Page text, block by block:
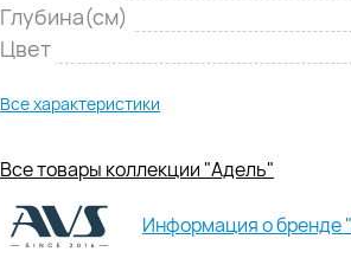
Глубина(см)
Цвет
Все характеристики
Все товары коллекции "Адель"
Информация о бренде